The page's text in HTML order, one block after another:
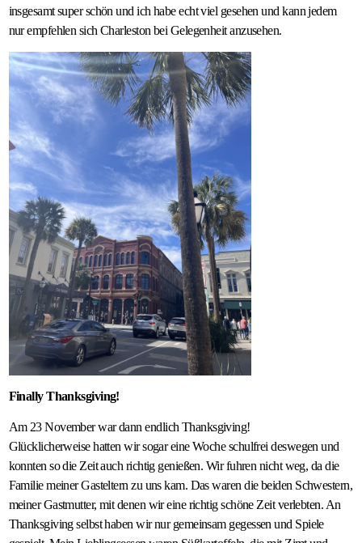
insgesamt super schön und ich habe echt viel gesehen und kann jedem
nur empfehlen sich Charleston bei Gelegenheit anzusehen.
Finally Thanksgiving!
Am 23 November war dann endlich Thanksgiving!
Glücklicherweise hatten wir sogar eine Woche schulfrei deswegen und
konnten so die Zeit auch richtig genießen. Wir fuhren nicht weg, da die
Familie meiner Gasteltern zu uns kam. Das waren die beiden Schwestern,
meiner Gastmutter, mit denen wir eine richtig schöne Zeit verlebten. An
Thanksgiving selbst haben wir nur gemeinsam gegessen und Spiele